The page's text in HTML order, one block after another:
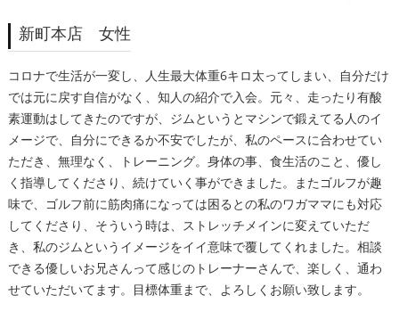
新町本店 女性
コロナで生活が一変し、人生最大体重6キロ太ってしまい、自分だけ
では元に戻す自信がなく、知人の紹介で入会。元々、走ったり有酸
素運動はしてきたのですが、ジムというとマシンで鍛えてる人のイ
メージで、自分にできるか不安でしたが、私のペースに合わせてい
ただき、無理なく、トレーニング。身体の事、食生活のこと、優し
く指導してくださり、続けていく事ができました。またゴルフが趣
味で、ゴルフ前に筋肉痛になっては困るとの私のワガママにも対応
してくださり、そういう時は、ストレッチメインに変えていただ
き、私のジムというイメージをイイ意味で覆してくれました。相談
できる優しいお兄さんって感じのトレーナーさんで、楽しく、通わ
せていただいてます。目標体重まで、よろしくお願い致します。